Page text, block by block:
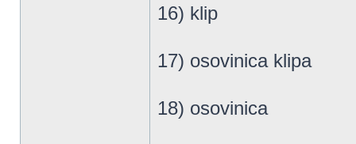
16) klip
17) osovinica klipa
18) osovinica